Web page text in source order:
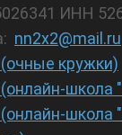
ИНН
nn2x2@mail.ru
кружки)
школа
школа